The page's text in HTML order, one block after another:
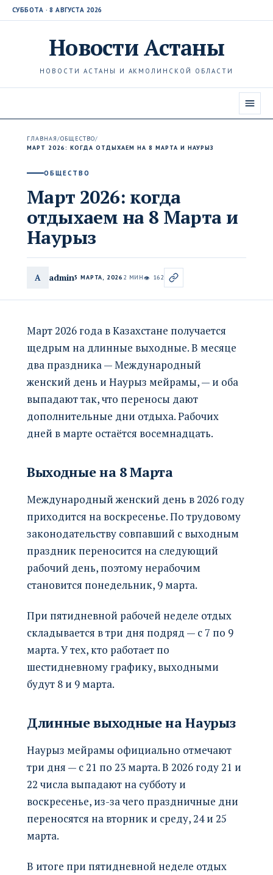
СУББОТА · 8 АВГУСТА 2026
НовостиАстаны
НОВОСТИ АСТАНЫ И АКМОЛИНСКОЙ ОБЛАСТИ
ГЛАВНАЯ/ОБЩЕСТВО/
МАРТ 2026: КОГДА ОТДЫХАЕМ НА 8 МАРТА И НАУРЫЗ
ОБЩЕСТВО
Март 2026: когда
отдыхаем на 8 Марта и
Наурыз
A admin5 МАРТА, 2026 2 МИН👁 162
Март 2026 года в Казахстане получается
щедрым на длинные выходные. В месяце
два праздника — Международный
женский день и Наурыз мейрамы, — и оба
выпадают так, что переносы дают
дополнительные дни отдыха. Рабочих
дней в марте остаётся восемнадцать.
Выходные на 8 Марта
Международный женский день в 2026 году
приходится на воскресенье. По трудовому
законодательству совпавший с выходным
праздник переносится на следующий
рабочий день, поэтому нерабочим
становится понедельник, 9 марта.
При пятидневной рабочей неделе отдых
складывается в три дня подряд — с 7 по 9
марта. У тех, кто работает по
шестидневному графику, выходными
будут 8 и 9 марта.
Длинные выходные на Наурыз
Наурыз мейрамы официально отмечают
три дня — с 21 по 23 марта. В 2026 году 21 и
22 числа выпадают на субботу и
воскресенье, из-за чего праздничные дни
переносятся на вторник и среду, 24 и 25
марта.
В итоге при пятидневной неделе отдых